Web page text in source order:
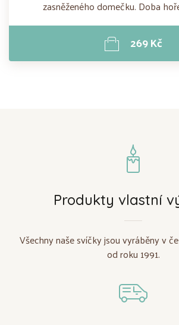
zasněženého domečku. Doba
269 Kč
Produkty vlastní
Všechny naše svíčky jsou vyráběny v
od roku 1991.